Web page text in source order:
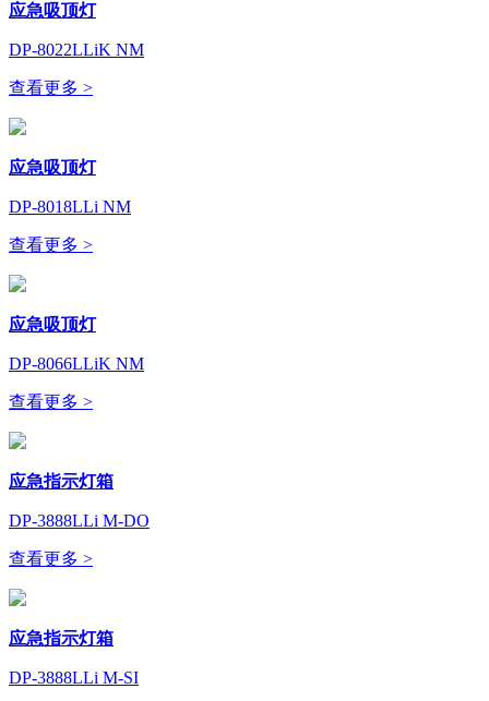
应急吸顶灯
DP-8022LLiK NM
查看更多 >
应急吸顶灯
DP-8018LLi NM
查看更多 >
应急吸顶灯
DP-8066LLiK NM
查看更多 >
应急指示灯箱
DP-3888LLi M-DO
查看更多 >
应急指示灯箱
DP-3888LLi M-SI